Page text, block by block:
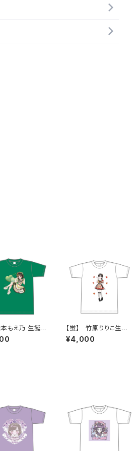
本もえ乃 生誕Ｔ
XXL〜XX
ズ
【蛍】 竹原りりこ生誕Ｔ
シャツ M〜XLサイズ
¥4,000